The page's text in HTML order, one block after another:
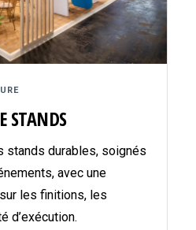
STANDS
stands durables, soignés
avec une
les finitions, les
d’exécution.